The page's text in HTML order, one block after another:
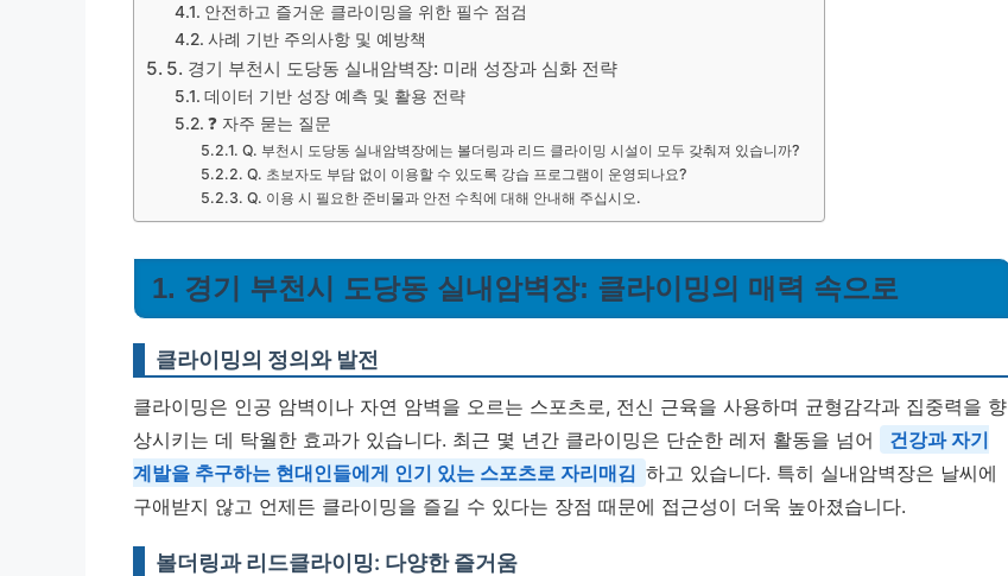
안전하고 즐거운 클라이밍을 위한 필수 점검
사례 기반 주의사항 및 예방책
5. 경기 부천시 도당동 실내암벽장: 미래 성장과 심화 전략
데이터 기반 성장 예측 및 활용 전략
❓ 자주 묻는 질문
Q. 부천시 도당동 실내암벽장에는 볼더링과 리드 클라이밍 시설이 모두 갖춰져 있습니까?
Q. 초보자도 부담 없이 이용할 수 있도록 강습 프로그램이 운영되나요?
Q. 이용 시 필요한 준비물과 안전 수칙에 대해 안내해 주십시오.
1. 경기 부천시 도당동 실내암벽장: 클라이밍의 매력 속으로
클라이밍의 정의와 발전
클라이밍은 인공 암벽이나 자연 암벽을 오르는 스포츠로, 전신 근육을 사용하며 균형감각과 집중력을 향
상시키는 데 탁월한 효과가 있습니다. 최근 몇 년간 클라이밍은 단순한 레저 활동을 넘어
건강과 자기
계발을 추구하는 현대인들에게 인기 있는 스포츠로 자리매김 하고 있습니다. 특히 실내암벽장은 날씨에
구애받지 않고 언제든 클라이밍을 즐길 수 있다는 장점 때문에 접근성이 더욱 높아졌습니다.
볼더링과 리드클라이밍: 다양한 즐거움